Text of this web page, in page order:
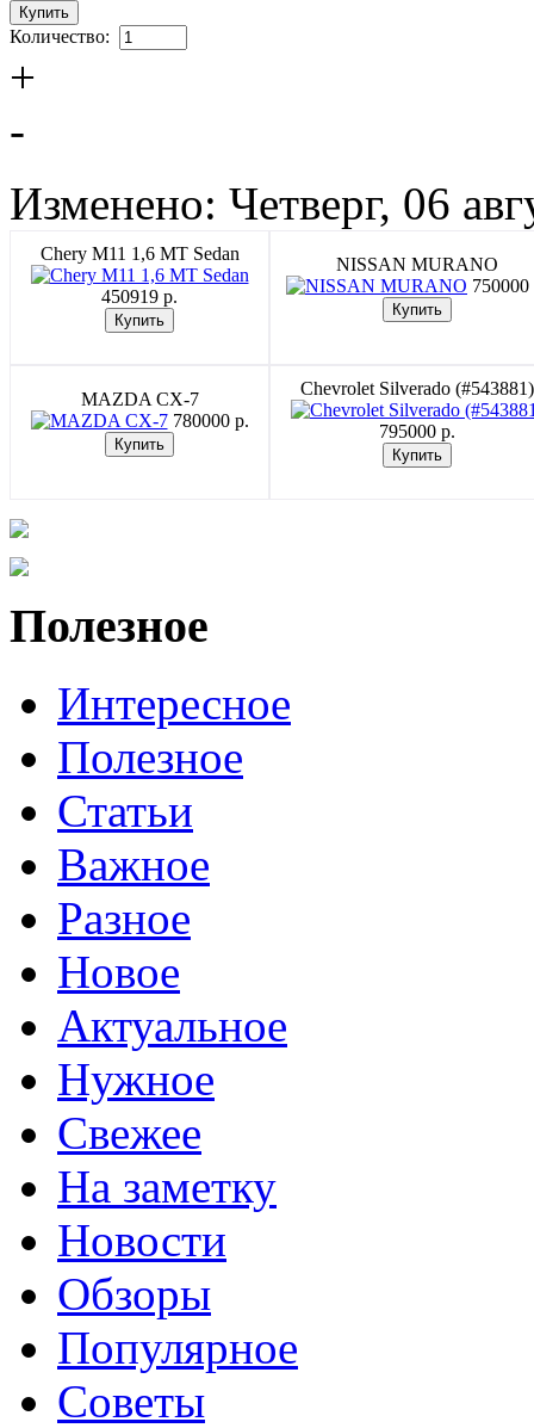
Количество:
+
-
Изменено: Четверг, 06
Chery M11 1,6 MT Sedan
450919 p.
NISSAN MURANO
750000
MAZDA CX-7
780000 p.
Chevrolet Silverado (#543881)
795000 p.
Полезное
Интересное
Полезное
Статьи
Важное
Разное
Новое
Актуальное
Нужное
Свежее
На заметку
Новости
Обзоры
Популярное
Советы